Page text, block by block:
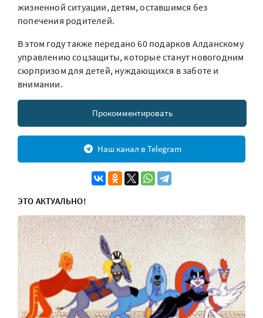
жизненной ситуации, детям, оставшимся без
попечения родителей.
В этом году также передано 60 подарков Алданскому
управлению соцзащиты, которые станут новогодним
сюрпризом для детей, нуждающихся в заботе и
внимании.
Прокомментировать
Наш канал в Telegram
ЭТО АКТУАЛЬНО!